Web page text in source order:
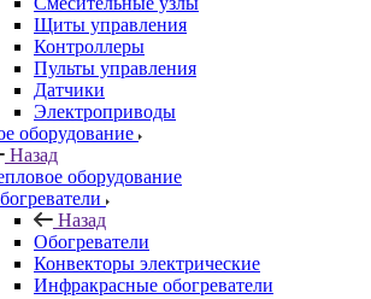
Щиты управления
Контроллеры
Пульты управления
Датчики
Электроприводы
оборудование
Назад
оборудование
Назад
Обогреватели
Конвекторы электрические
Инфракрасные обогреватели